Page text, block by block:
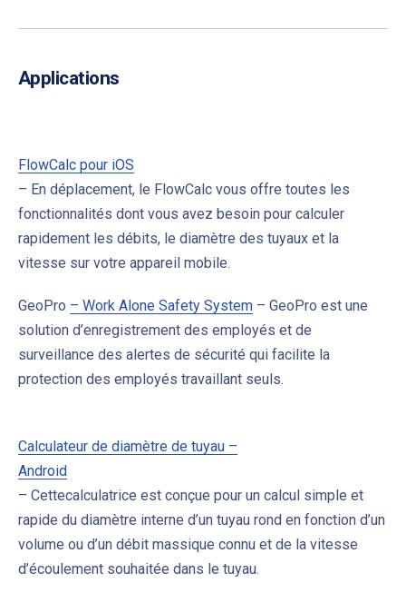
Applications
FlowCalc pour iOS
– En déplacement, le FlowCalc vous offre toutes les
fonctionnalités dont vous avez besoin pour calculer
rapidement les débits, le diamètre des tuyaux et la
vitesse sur votre appareil mobile.
GeoPro – Work Alone Safety System – GeoPro est une
solution d’enregistrement des employés et de
surveillance des alertes de sécurité qui facilite la
protection des employés travaillant seuls.
Calculateur de diamètre de tuyau –
Android
– Cettecalculatrice est conçue pour un calcul simple et
rapide du diamètre interne d’un tuyau rond en fonction d’un
volume ou d’un débit massique connu et de la vitesse
d’écoulement souhaitée dans le tuyau.